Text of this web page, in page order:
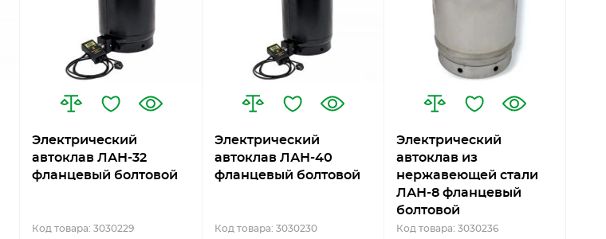
Электрический
автоклав ЛАН-32
фланцевый болтовой
Код товара: 3030229
Электрический
автоклав ЛАН-40
фланцевый болтовой
Код товара: 3030230
Электрический
автоклав из
нержавеющей стали
ЛАН-8 фланцевый
болтовой
Код товара: 3030236